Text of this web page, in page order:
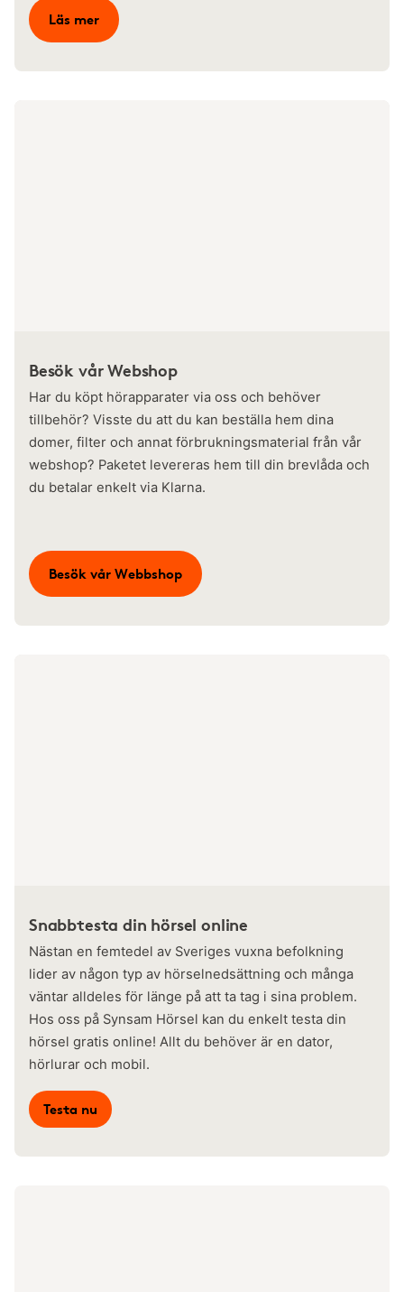
Läs mer
Besök vår Webshop
Har du köpt hörapparater via oss och behöver
tillbehör? Visste du att du kan beställa hem dina
domer, filter och annat förbrukningsmaterial från vår
webshop? Paketet levereras hem till din brevlåda och
du betalar enkelt via Klarna.
Besök vår Webbshop
Snabbtesta din hörsel online
Nästan en femtedel av Sveriges vuxna befolkning
lider av någon typ av hörselnedsättning och många
väntar alldeles för länge på att ta tag i sina problem.
Hos oss på Synsam Hörsel kan du enkelt testa din
hörsel gratis online! Allt du behöver är en dator,
hörlurar och mobil.
Testa nu